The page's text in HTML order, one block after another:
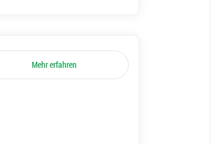
Mehr erfahren